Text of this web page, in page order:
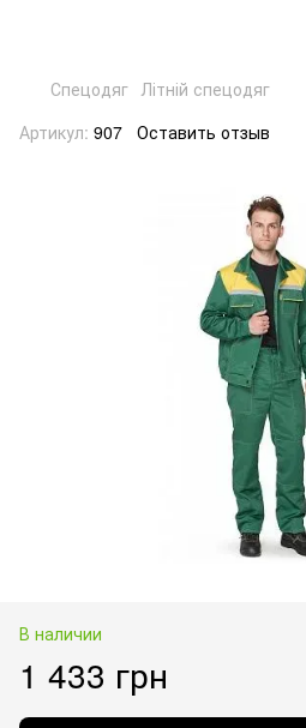
Спецодяг Літній спецодяг
Артикул: 907 Оставить отзыв
В наличии
1 433 грн